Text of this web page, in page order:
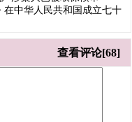
在中华人民共和国成立七十
查看评论[68]